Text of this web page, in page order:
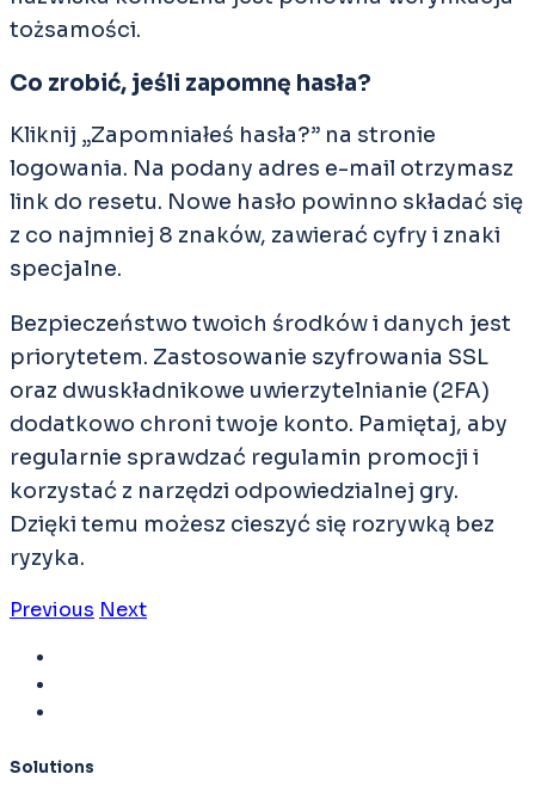
tożsamości.
Co zrobić, jeśli zapomnę hasła?
Kliknij „Zapomniałeś hasła?” na stronie
logowania. Na podany adres e-mail otrzymasz
link do resetu. Nowe hasło powinno składać się
z co najmniej 8 znaków, zawierać cyfry i znaki
specjalne.
Bezpieczeństwo twoich środków i danych jest
priorytetem. Zastosowanie szyfrowania SSL
oraz dwuskładnikowe uwierzytelnianie (2FA)
dodatkowo chroni twoje konto. Pamiętaj, aby
regularnie sprawdzać regulamin promocji i
korzystać z narzędzi odpowiedzialnej gry.
Dzięki temu możesz cieszyć się rozrywką bez
ryzyka.
Previous Next
Solutions